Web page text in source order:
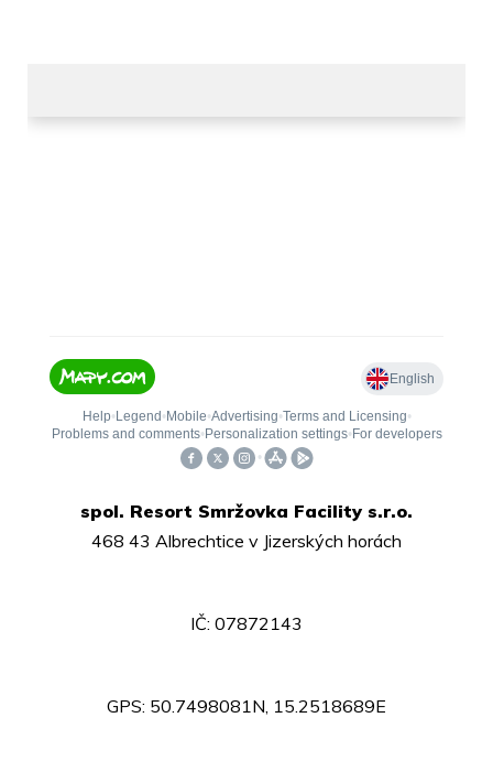
spol. Resort Smržovka Facility s.r.o.
468 43 Albrechtice v Jizerských horách
IČ: 07872143
GPS: 50.7498081N, 15.2518689E